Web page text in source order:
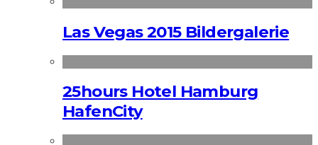
Las Vegas 2015 Bildergalerie
25hours Hotel Hamburg
HafenCity